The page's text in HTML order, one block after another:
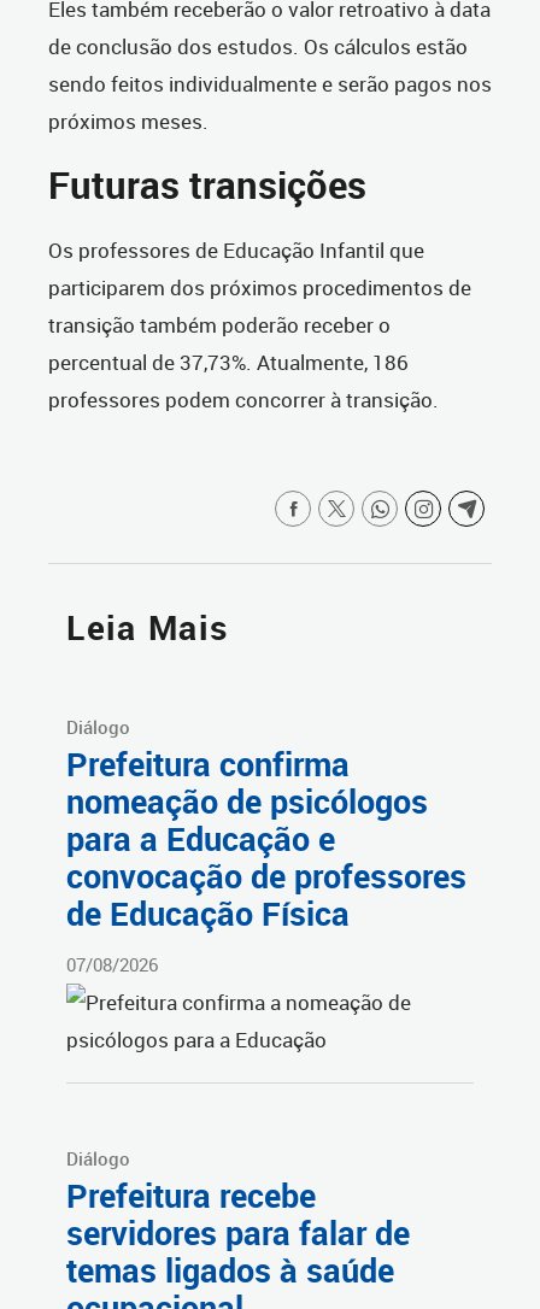
Eles também receberão o valor retroativo à data
de conclusão dos estudos. Os cálculos estão
sendo feitos individualmente e serão pagos nos
próximos meses.
Futuras transições
Os professores de Educação Infantil que
participarem dos próximos procedimentos de
transição também poderão receber o
percentual de 37,73%. Atualmente, 186
professores podem concorrer à transição.
Leia Mais
Diálogo
Prefeitura confirma
nomeação de psicólogos
para a Educação e
convocação de professores
de Educação Física
07/08/2026
Diálogo
Prefeitura recebe
servidores para falar de
temas ligados à saúde